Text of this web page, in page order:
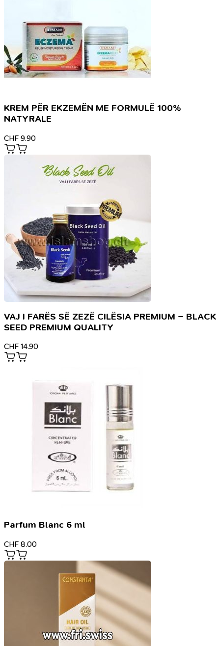
KREM PËR EKZEMËN ME FORMULË 100%
NATYRALE
CHF 9.90
VAJ I FARËS SË ZEZË CILËSIA PREMIUM – BLACK
SEED PREMIUM QUALITY
CHF 14.90
Parfum Blanc 6 ml
CHF 8.00